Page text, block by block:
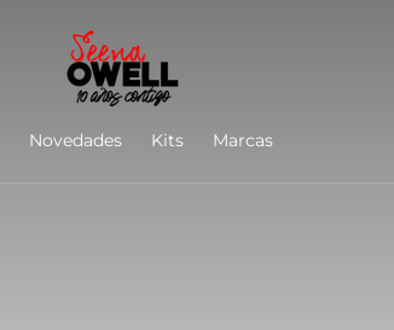
Novedades Kits Marcas